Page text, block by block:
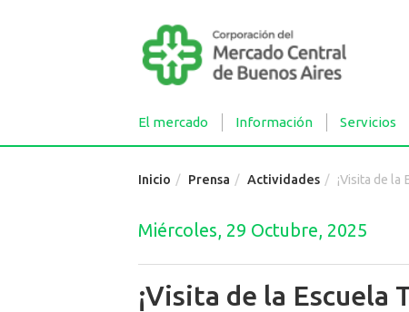
El mercado Información Servicios
Inicio Prensa Actividades ¡Visita de la
Miércoles, 29 Octubre, 2025
¡Visita de la Escuela